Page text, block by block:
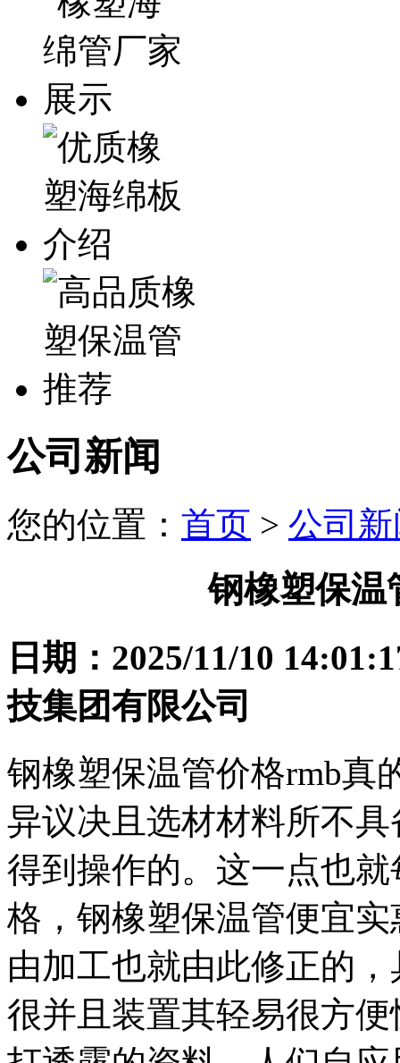
公司新闻
您的位置： 首页 > 公司
钢橡塑保
日期：2025/11/10
技集团有限公司
钢橡塑保温管价格rmb真
异议决且选材材料所不
得到操作的。这一点也
格，钢橡塑保温管便宜
由加工也就由此修正的
很并且装置其轻易很方